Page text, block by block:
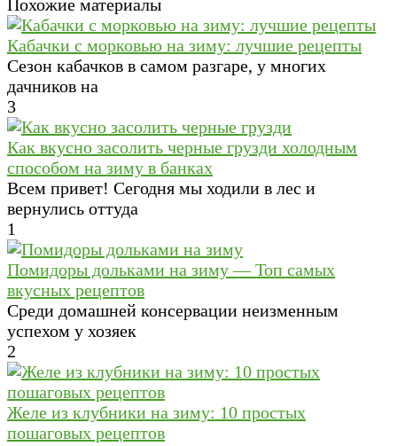
Похожие материалы
Кабачки с морковью на зиму: лучшие рецепты
Сезон кабачков в самом разгаре, у многих
дачников на
3
Как вкусно засолить черные грузди холодным
способом на зиму в банках
Всем привет! Сегодня мы ходили в лес и
вернулись оттуда
1
Помидоры дольками на зиму — Топ самых
вкусных рецептов
Среди домашней консервации неизменным
успехом у хозяек
2
Желе из клубники на зиму: 10 простых
пошаговых рецептов